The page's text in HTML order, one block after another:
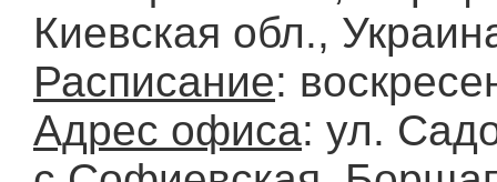
Киевская обл.,
Расписание:
Адрес офиса: ул.